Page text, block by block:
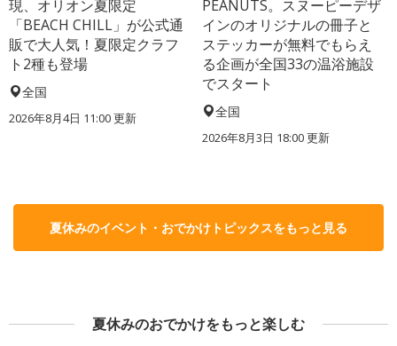
現、オリオン夏限定
「BEACH CHILL」が公式通
販で大人気！夏限定クラフ
ト2種も登場
全国
2026年8月4日 11:00更新
PEANUTS。スヌーピーデザ
インのオリジナルの冊子と
ステッカーが無料でもらえ
る企画が全国33の温浴施設
でスタート
全国
2026年8月3日 18:00更新
夏休みのイベント・おでかけトピックスをもっと見る
夏休みのおでかけをもっと楽しむ